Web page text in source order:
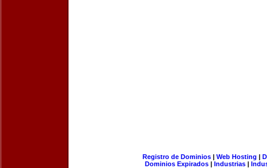
Registro de Dominios| Web Hosting |
Dominios Expirados | Industrias |